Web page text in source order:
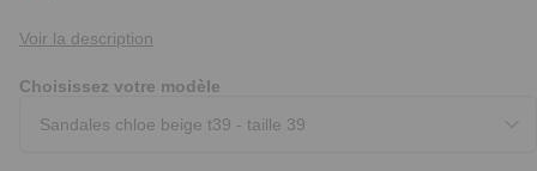
Voir la description
Choisissez votre modèle